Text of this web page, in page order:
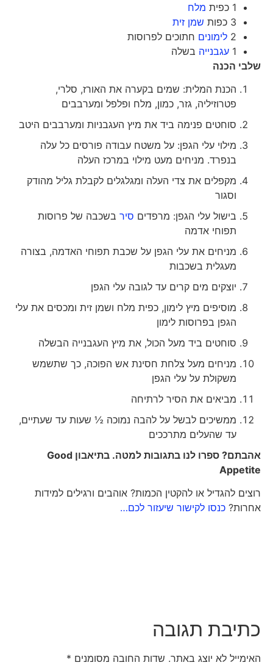
1 כפית
מלח
3 כפות
שמן זית
2
לימוניםחתוכים לפרוסות
1
עגבנייהבשלה
שלבי הכנה
הכנת המלית: שמים בקערה את האורז, סלרי,
פטרוזיליה, גזר, כמון, מלח ופלפל ומערבבים
סוחטים פנימה ביד את מיץ העגבניות ומערבבים היטב
מילוי עלי הגפן: על משטח עבודה פורסים כל עלה
בנפרד. מניחים מעט מילוי במרכז העלה
מקפלים את צדי העלה ומגלגלים לקבלת גליל מהודק
וסגור
בישול עלי הגפן: מרפדיםסירבשכבה של פרוסות
תפוחי אדמה
מניחים את עלי הגפן על שכבת תפוחי האדמה, בצורה
מעגלית בשכבות
יוצקים מים קרים עד לגובה עלי הגפן
מוסיפים מיץ לימון, כפית מלח ושמן זית ומכסים את עלי
הגפן בפרוסות לימון
סוחטים ביד מעל הכול, את מיץ העגבנייה הבשלה
מניחים מעל צלחת חסינת אש הפוכה, כך שתשמש
משקולת על עלי הגפן
מביאים את הסיר לרתיחה
ממשיכים לבשל על להבה נמוכה ½ שעות עד שעתיים,
עד שהעלים מתרככים
אהבתם? ספרו לנו בתגובות למטה. בתיאבוןGood
Appetite
רוצים להגדיל או להקטין הכמות? אוהבים ורגילים למידות
אחרות?כנסו לקישור שיעזור לכם…
כתיבת תגובה
האימייל לא יוצג באתר. שדות החובה מסומנים*